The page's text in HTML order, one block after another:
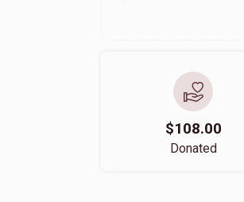
$108.00
Donated